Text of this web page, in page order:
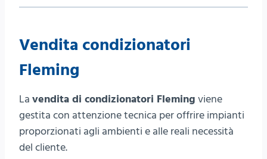
Vendita condizionatori
Fleming
La vendita di condizionatori Fleming viene
gestita con attenzione tecnica per offrire impianti
proporzionati agli ambienti e alle reali necessità
del cliente.